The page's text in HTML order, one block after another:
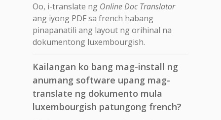
Oo, i-translate ng Online Doc Translator
ang iyong PDF sa french habang
pinapanatili ang layout ng orihinal na
dokumentong luxembourgish.
Kailangan ko bang mag-install ng
anumang software upang mag-
translate ng dokumento mula
luxembourgish patungong french?